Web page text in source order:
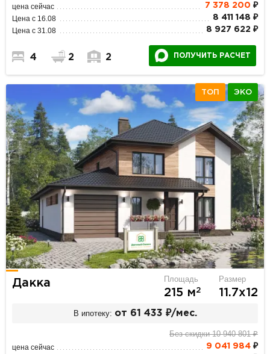
цена сейчас 7 378 200 ₽
Цена с 16.08 8 411 148 ₽
Цена с 31.08 8 927 622 ₽
4 2 2 ПОЛУЧИТЬ РАСЧЕТ
ТОП ЭКО
Дакка Площадь
215 м2
Размер
11.7х12
В ипотеку: от 61 433 ₽/мес.
Без скидки 10 940 801 ₽
цена сейчас 9 041 984₽